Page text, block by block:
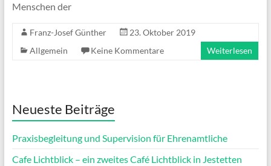
Menschen der
Franz-Josef Günther
23. Oktober 2019
Allgemein
Keine Kommentare Weiterlesen
Neueste Beiträge
Praxisbegleitung und Supervision für Ehrenamtliche
Cafe Lichtblick – ein zweites Café Lichtblick in Jestetten